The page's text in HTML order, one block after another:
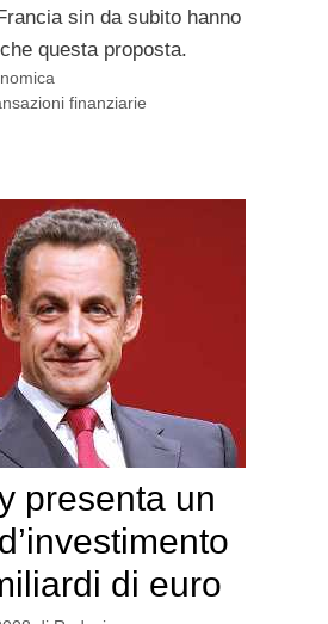
sin da subito hanno
questa proposta.
finanziarie
presenta un
di euro